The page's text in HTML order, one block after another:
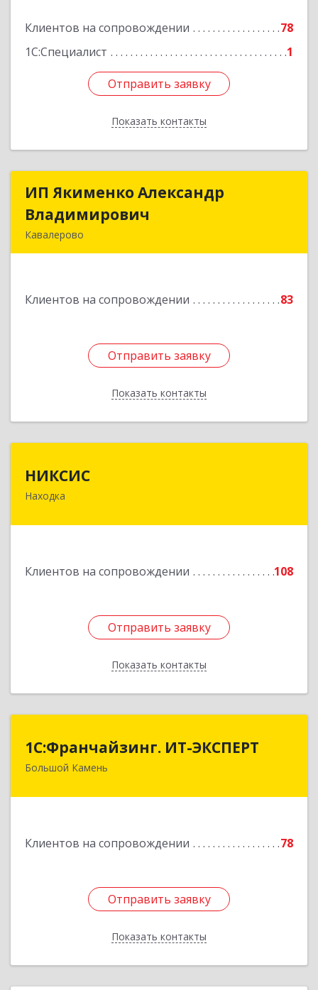
Клиентов на сопровождении
78
1С:Специалист
1
Отправить заявку
Показать контакты
Подробнее
Отправить заявку
Назад
ИП Якименко Александр
Владимирович
Кавалерово
Клиентов на сопровождении 83
Отправить заявку
Показать контакты
ИП Якименко Александр
Подробнее
Отправить заявку
Назад
НИКСИС
Находка
Клиентов на сопровождении 108
Отправить заявку
Показать контакты
Отправить заявку
Назад
1С:Франчайзинг. ИТ-ЭКСПЕРТ
Большой Камень
Клиентов на сопровождении 78
Отправить заявку
Показать контакты
1С:Франчайзинг. ИТ-ЭКСПЕРТ
692806, Приморский край, Большой Камень г,
Отправить заявку
Назад